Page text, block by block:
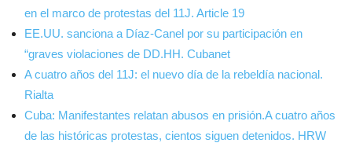
en el marco de protestas del 11J. Article 19
EE.UU. sanciona a Díaz-Canel por su participación en
“graves violaciones de DD.HH. Cubanet
A cuatro años del 11J: el nuevo día de la rebeldía nacional.
Rialta
Cuba: Manifestantes relatan abusos en prisión.A cuatro años
de las históricas protestas, cientos siguen detenidos. HRW